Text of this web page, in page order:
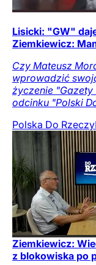
Lisicki: "GW"
Ziemkiewicz:
Czy Mateusz
wprowadzić
życzenie
odcinku "Polski
Polska Do Rzeczy
Ziemkiewicz:
z blokowiska po